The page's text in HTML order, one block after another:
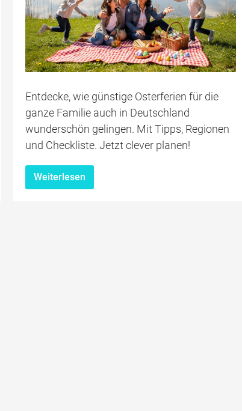
Entdecke, wie günstige Osterferien für die
ganze Familie auch in Deutschland
wunderschön gelingen. Mit Tipps, Regionen
und Checkliste. Jetzt clever planen!
Weiterlesen